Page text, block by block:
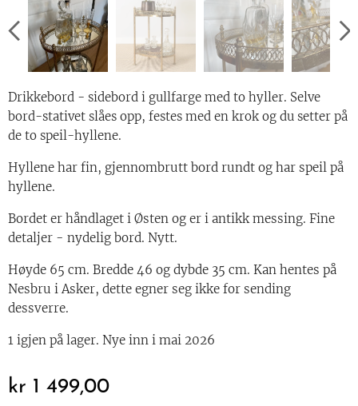
Drikkebord - sidebord i gullfarge med to hyller. Selve
bord-stativet slåes opp, festes med en krok og du setter på
de to speil-hyllene.
Hyllene har fin, gjennombrutt bord rundt og har speil på
hyllene.
Bordet er håndlaget i Østen og er i antikk messing. Fine
detaljer - nydelig bord. Nytt.
Høyde 65 cm. Bredde 46 og dybde 35 cm. Kan hentes på
Nesbru i Asker, dette egner seg ikke for sending
dessverre.
1 igjen på lager. Nye inn i mai 2026
kr 1 499,00